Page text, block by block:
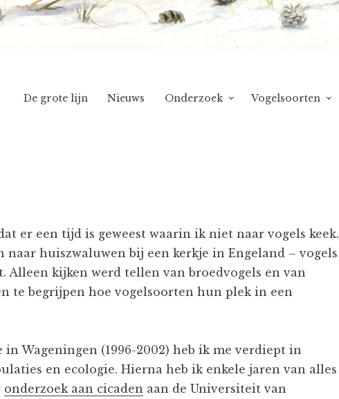
De grote lijn Nieuws Onderzoek Vogelsoorten
er een tijd is geweest waarin ik niet naar vogels keek.
naar huiszwaluwen bij een kerkje in Engeland – vogels
Alleen kijken werd tellen van broedvogels en van
te begrijpen hoe vogelsoorten hun plek in een
Wageningen (1996-2002) heb ik me verdiept in
en ecologie. Hierna heb ik enkele jaren van alles
onderzoek aan cicaden aan de Universiteit van